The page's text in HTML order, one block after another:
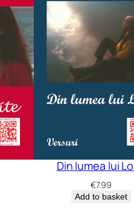
Din lumea lui
€7.99
Add to basket